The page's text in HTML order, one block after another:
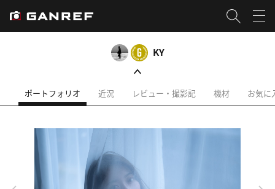
KY
ポートフォリオ 近況 レビュー・撮影記 機材 お気に